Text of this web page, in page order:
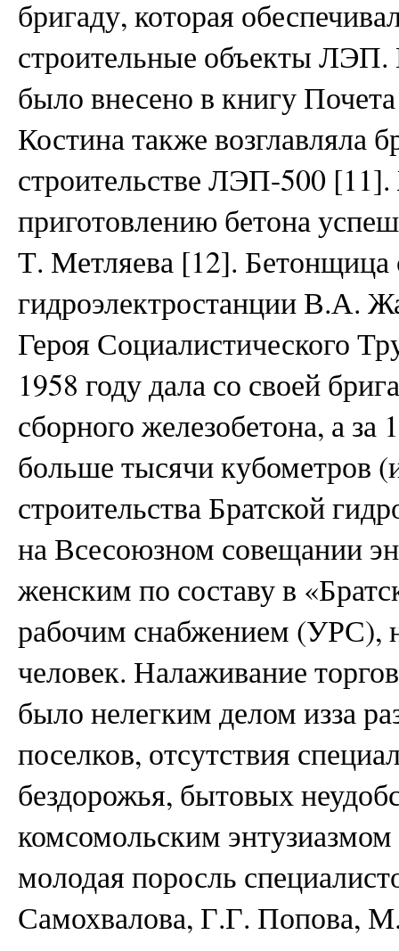
бригаду, которая
строительные объекты ЛЭП.
было внесено в книгу
Костина также возглавляла
строительстве ЛЭП-500
приготовлению бетона
Т. Метляева [12]. Бетонщица
гидроэлектростанции В.А.
Героя Социалистического
1958 году дала со своей
сборного железобетона, а
больше тысячи кубометров
строительства Братской
на Всесоюзном совещании
женским по составу в
рабочим снабжением (УРС),
человек. Налаживание
было нелегким делом изза
поселков, отсутствия
бездорожья, бытовых
комсомольским
молодая поросль
Самохвалова, Г.Г. Попова,